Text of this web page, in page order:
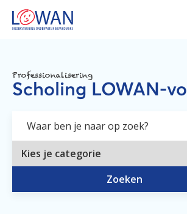
Professionalisering
Scholing LOWAN-vo
Zoeken